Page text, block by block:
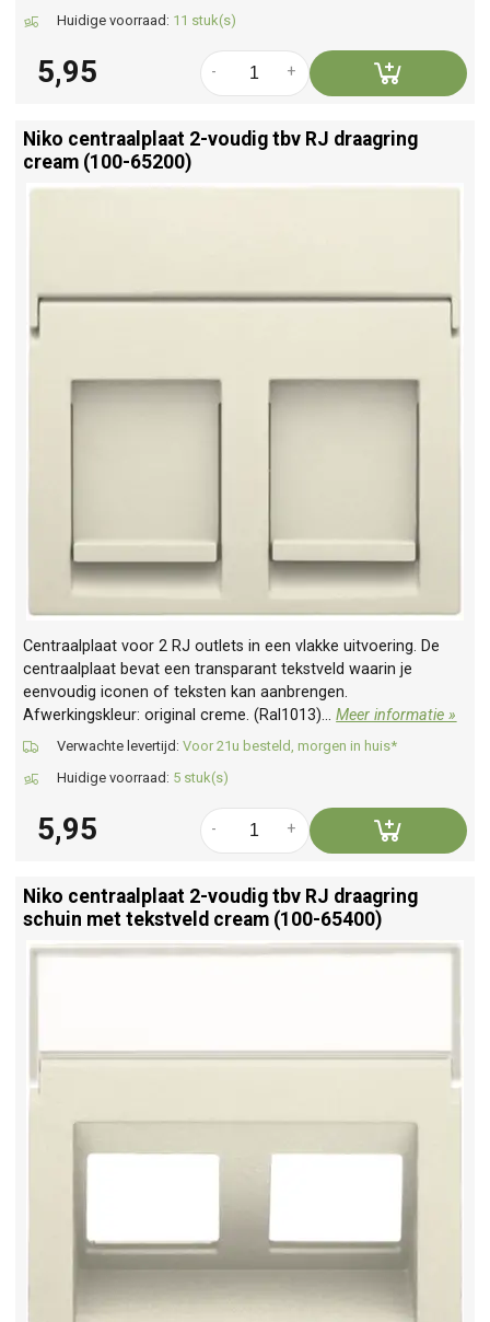
Huidige voorraad: 11 stuk(s)
5,95 +
-
Niko centraalplaat 2-voudig tbv RJ draagring
cream (100-65200)
Centraalplaat voor 2 RJ outlets in een vlakke uitvoering. De
centraalplaat bevat een transparant tekstveld waarin je
eenvoudig iconen of teksten kan aanbrengen.
Afwerkingskleur: original creme. (Ral1013)...Meer informatie »
Verwachte levertijd: Voor 21u besteld, morgen in huis*
Huidige voorraad: 5 stuk(s)
5,95 +
-
Niko centraalplaat 2-voudig tbv RJ draagring
schuin met tekstveld cream (100-65400)